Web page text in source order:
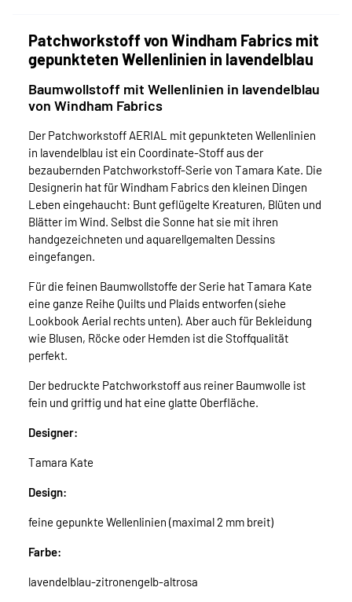
Patchworkstoff von Windham Fabrics mit
gepunkteten Wellenlinien in lavendelblau
Baumwollstoff mit Wellenlinien in lavendelblau
von Windham Fabrics
Der Patchworkstoff AERIAL mit gepunkteten Wellenlinien
in lavendelblau ist ein Coordinate-Stoff aus der
bezaubernden Patchworkstoff-Serie von Tamara Kate. Die
Designerin hat für Windham Fabrics den kleinen Dingen
Leben eingehaucht: Bunt geflügelte Kreaturen, Blüten und
Blätter im Wind. Selbst die Sonne hat sie mit ihren
handgezeichneten und aquarellgemalten Dessins
eingefangen.
Für die feinen Baumwollstoffe der Serie hat Tamara Kate
eine ganze Reihe Quilts und Plaids entworfen (siehe
Lookbook Aerial rechts unten). Aber auch für Bekleidung
wie Blusen, Röcke oder Hemden ist die Stoffqualität
perfekt.
Der bedruckte Patchworkstoff aus reiner Baumwolle ist
fein und griffig und hat eine glatte Oberfläche.
Designer:
Tamara Kate
Design:
feine gepunkte Wellenlinien (maximal 2 mm breit)
Farbe:
lavendelblau-zitronengelb-altrosa